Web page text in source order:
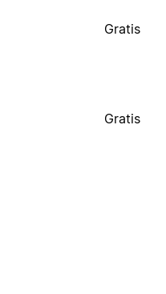
Gratis
Gratis